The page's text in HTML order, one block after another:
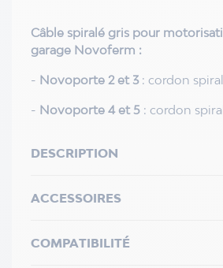
Câble spiralé gris pour
garage Novoferm :
- Novoporte 2 et 3: cordon
- Novoporte 4 et 5 : cordon
DESCRIPTION
ACCESSOIRES
COMPATIBILITÉ